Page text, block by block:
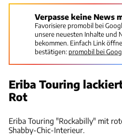
Verpasse keine News
Favorisiere promobil bei
unsere neuesten Inhalte und
bekommen. Einfach Link
bestätigen: promobil bei
Eriba Touring
Rot
Eriba Touring "Rockabilly" mit
Shabby-Chic-Interieur.